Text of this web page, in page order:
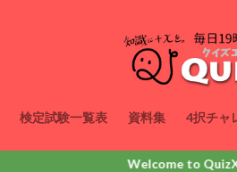
検定試験一覧表 資料集 4択チャ
Welcome to QuizX！毎日19時投稿で